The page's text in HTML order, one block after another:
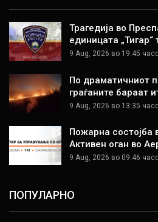
Трагедија во
единицата „Тигар“
9 Aug, 2026 во 19:45
По драматичниот
граѓаните бараат
9 Aug, 2026 во 13:35
Пожарна состојба
Активен оган во
9 Aug, 2026 во 09:46
ПОПУЛАРНО